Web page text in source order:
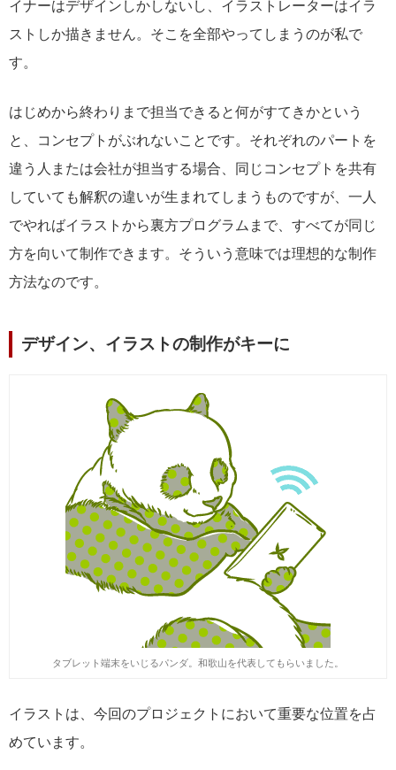
イナーはデザインしかしないし、イラストレーターはイラ
ストしか描きません。そこを全部やってしまうのが私で
す。
はじめから終わりまで担当できると何がすてきかという
と、コンセプトがぶれないことです。それぞれのパートを
違う人または会社が担当する場合、同じコンセプトを共有
していても解釈の違いが生まれてしまうものですが、一人
でやればイラストから裏方プログラムまで、すべてが同じ
方を向いて制作できます。そういう意味では理想的な制作
方法なのです。
デザイン、イラストの制作がキーに
タブレット端末をいじるパンダ。和歌山を代表してもらいました。
イラストは、今回のプロジェクトにおいて重要な位置を占
めています。